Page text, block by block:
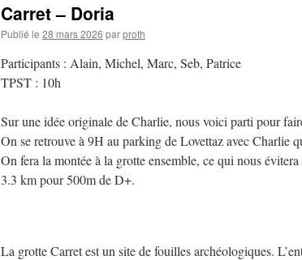
Carret – Doria
Publié le 28 mars 2026 parproth
Participants : Alain, Michel, Marc, Seb, Patrice
TPST : 10h
Sur une idée originale de Charlie, nous voici parti pour
On se retrouve à 9H au parking de Lovettaz avec Charlie
On fera la montée à la grotte ensemble, ce qui nous évitera
3.3 km pour 500m de D+.
La grotte Carret est un site de fouilles archéologiques.